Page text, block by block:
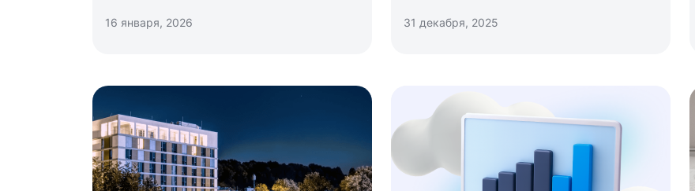
подвести итоги 2025 года и наметить
16 января, 2026 31 декабря, 2025